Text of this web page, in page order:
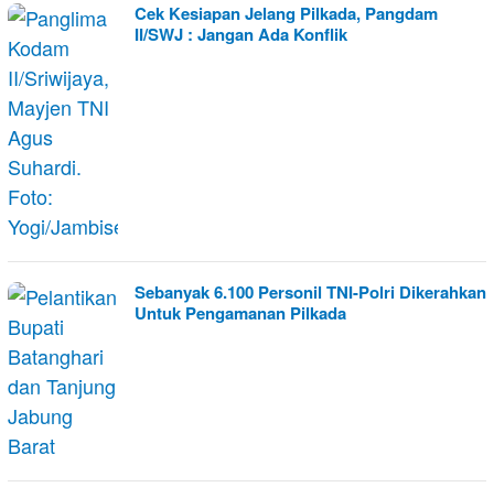
Cek Kesiapan Jelang Pilkada, Pangdam
II/SWJ : Jangan Ada Konflik
Sebanyak 6.100 Personil TNI-Polri Dikerahkan
Untuk Pengamanan Pilkada